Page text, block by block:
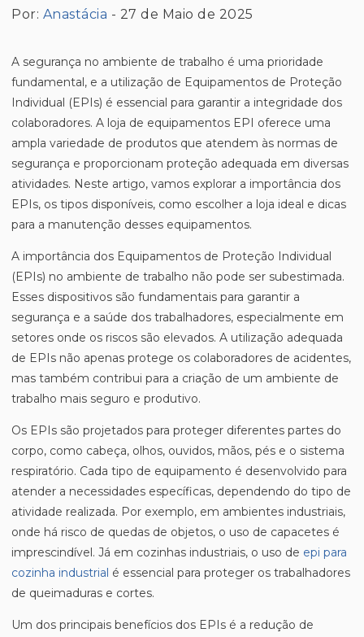
Por: Anastácia - 27 de Maio de 2025
A segurança no ambiente de trabalho é uma prioridade
fundamental, e a utilização de Equipamentos de Proteção
Individual (EPIs) é essencial para garantir a integridade dos
colaboradores. A loja de equipamentos EPI oferece uma
ampla variedade de produtos que atendem às normas de
segurança e proporcionam proteção adequada em diversas
atividades. Neste artigo, vamos explorar a importância dos
EPIs, os tipos disponíveis, como escolher a loja ideal e dicas
para a manutenção desses equipamentos.
A importância dos Equipamentos de Proteção Individual
(EPIs) no ambiente de trabalho não pode ser subestimada.
Esses dispositivos são fundamentais para garantir a
segurança e a saúde dos trabalhadores, especialmente em
setores onde os riscos são elevados. A utilização adequada
de EPIs não apenas protege os colaboradores de acidentes,
mas também contribui para a criação de um ambiente de
trabalho mais seguro e produtivo.
Os EPIs são projetados para proteger diferentes partes do
corpo, como cabeça, olhos, ouvidos, mãos, pés e o sistema
respiratório. Cada tipo de equipamento é desenvolvido para
atender a necessidades específicas, dependendo do tipo de
atividade realizada. Por exemplo, em ambientes industriais,
onde há risco de quedas de objetos, o uso de capacetes é
imprescindível. Já em cozinhas industriais, o uso de epi para
cozinha industrial é essencial para proteger os trabalhadores
de queimaduras e cortes.
Um dos principais benefícios dos EPIs é a redução de